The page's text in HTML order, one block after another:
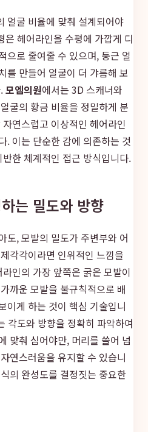
얼굴 비율에 맞춰 설계되어야
은 헤어라인을 수평에 가깝게 디
으로 줄여줄 수 있으며, 둥근 얼
를 만들어 얼굴이 더 갸름해 보
모엠의원에서는 3D 스캐너와
굴의 황금 비율을 정밀하게 분
연스럽고 이상적인 헤어라인
. 이는 단순한 감에 의존하는 것
한 체계적인 접근 방식입니다.
는 밀도와 방향
도, 모발의 밀도가 주변부와 어
각각이라면 인위적인 느낌을
인의 가장 앞쪽은 굵은 모발이
까운 모발을 불규칙적으로 배
이게 하는 것이 핵심 기술입니
각도와 방향을 정확히 파악하여
맞춰 심어야만, 머리를 쓸어 넘
연스러움을 유지할 수 있습니
의 완성도를 결정짓는 중요한